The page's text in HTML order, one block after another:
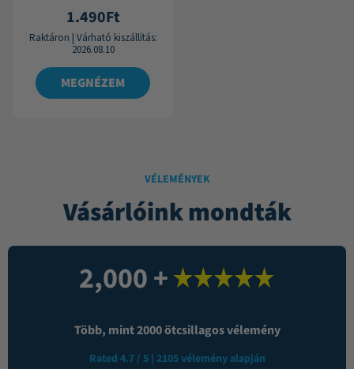
Értékelés:
4.67
/ 5
1.490Ft
Raktáron | Várható kiszállítás:
2026.08.10
MEGNÉZEM
VÉLEMÉNYEK
Vásárlóink mondták
2,000 +
Több, mint 2000 ötcsillagos vélemény
Rated 4.7 / 5 | 2105 vélemény alapján